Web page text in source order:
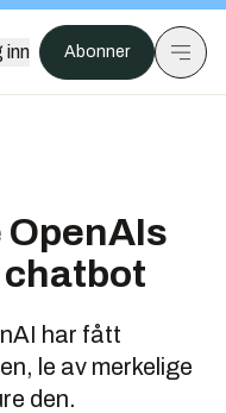
inn Abonner
OpenAIs
har fått
le av merkelige
den.